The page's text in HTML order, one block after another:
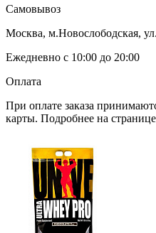
Самовывоз
Москва, м.Новослободская,
Ежедневно с 10:00 до 20:00
Оплата
При оплате заказа
карты. Подробнее на странице